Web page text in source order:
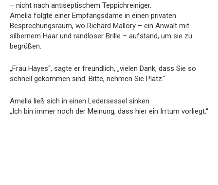
– nicht nach antiseptischem Teppichreiniger.
Amelia folgte einer Empfangsdame in einen privaten
Besprechungsraum, wo Richard Mallory – ein Anwalt mit
silbernem Haar und randloser Brille – aufstand, um sie zu
begrüßen.
„Frau Hayes“, sagte er freundlich, „vielen Dank, dass Sie so
schnell gekommen sind. Bitte, nehmen Sie Platz.“
Amelia ließ sich in einen Ledersessel sinken.
„Ich bin immer noch der Meinung, dass hier ein Irrtum vorliegt.“